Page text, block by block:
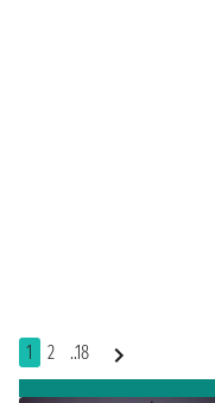
1 2 ..18